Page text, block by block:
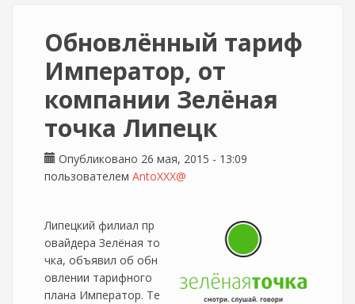
Обновлённый тариф
Император, от
компании Зелёная
точка Липецк
Опубликовано 26 мая, 2015 - 13:09
пользователем AntoXXX@
Липецкий филиал пр
овайдера Зелёная то
чка, объявил об обн
овлении тарифного
плана Император. Те